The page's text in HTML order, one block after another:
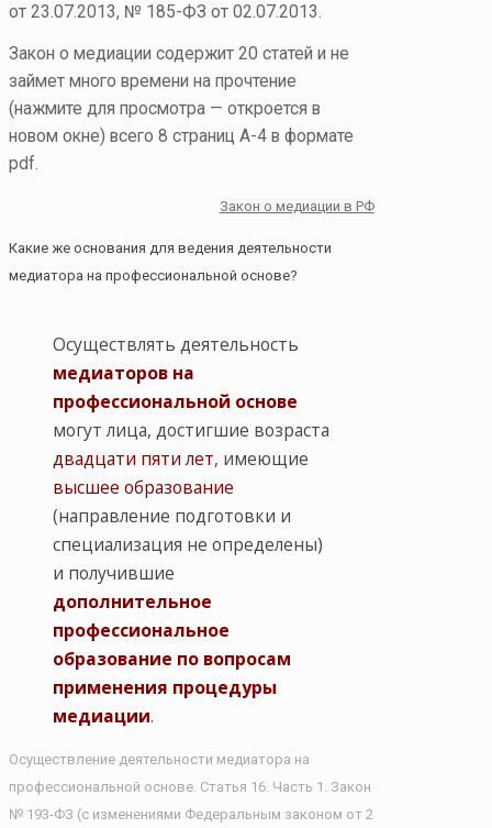
от 23.07.2013, № 185-ФЗ от 02.07.2013.
Закон о медиации содержит 20 статей и не
займет много времени на прочтение
(нажмите для просмотра — откроется в
новом окне) всего 8 страниц А-4 в формате
pdf.
Закон о медиации в РФ
Какие же основания для ведения деятельности
медиатора на профессиональной основе?
Осуществлять деятельность
медиаторов на
профессиональной основе
могут лица, достигшие возраста
двадцати пяти лет, имеющие
высшее образование
(направление подготовки и
специализация не определены)
и получившие
дополнительное
профессиональное
образование по вопросам
применения процедуры
медиации.
Осуществление деятельности медиатора на
профессиональной основе. Статья 16. Часть 1. Закон
№ 193-ФЗ (с изменениями Федеральным законом от 2